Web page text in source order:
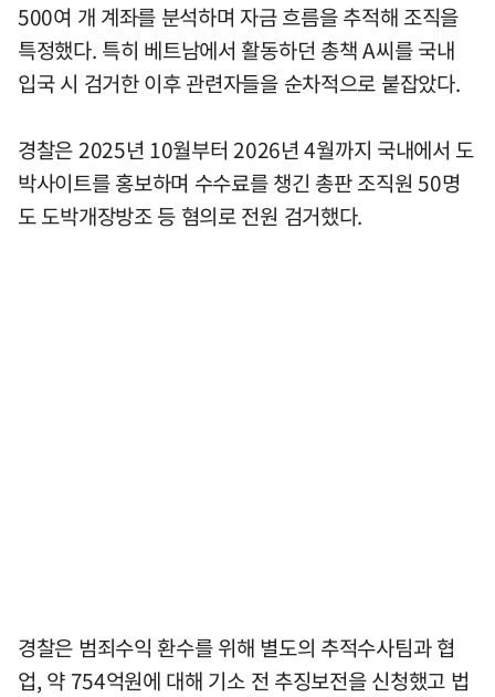
500여 개 계좌를 분석하며 자금 흐름을 추적해 조직을
특정했다. 특히 베트남에서 활동하던 총책 A씨를 국내
입국 시 검거한 이후 관련자들을 순차적으로 붙잡았다.
경찰은 2025년 10월부터 2026년 4월까지 국내에서 도
박사이트를 홍보하며 수수료를 챙긴 총판 조직원 50명
도 도박개장방조 등 혐의로 전원 검거했다.
경찰은 범죄수익 환수를 위해 별도의 추적수사팀과 협
업, 약 754억원에 대해 기소 전 추징보전을 신청했고 법